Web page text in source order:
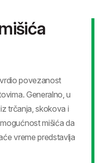
trajanje testa
malo duže).
– 1 km/h, uz
(VO2max – ml/kg),
brzina trčanja na nivou
povezanost
Generalno, u
trčanja, skokova i
mišića da
vreme predstavlja